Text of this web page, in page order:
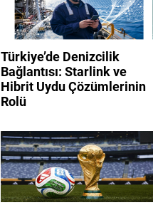
Türkiye’de Denizcilik
Bağlantısı: Starlink ve
Hibrit Uydu Çözümlerinin
Rolü